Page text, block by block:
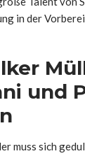
in der
und
muss sich